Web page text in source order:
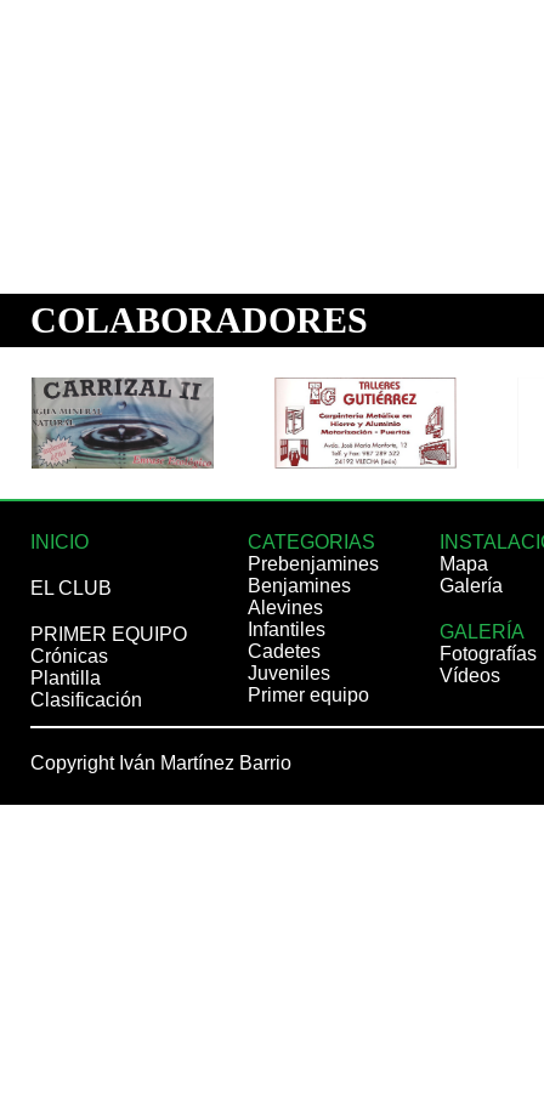
INICIO
EL CLUB
PRIMER EQUIPO
Crónicas
Plantilla
Clasificación
CATEGORIAS
Prebenjamines
Benjamines
Alevines
Infantiles
Cadetes
Juveniles
Primer equipo
Mapa
Galería
GALERÍA
Fotografías
Vídeos
Copyright Iván Martínez Barrio